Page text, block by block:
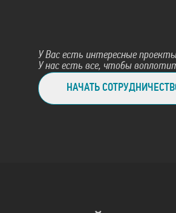
У Вас есть интересные
У нас есть все, чтобы
НАЧАТЬ